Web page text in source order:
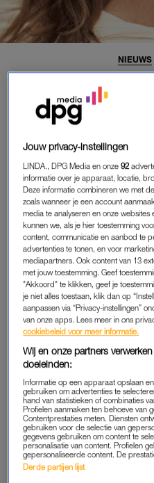
PATTY BRARD
VROEG OM AS
TE STROOIEN:
DAT ZE
NIEUWS
21-12-2025
Patty Brard (70) raakt
haar moeder tijdens de
presentatrice vertelt open
haar moeder nog steeds
dat voelt.
“De as van mijn moeder staat
Patty.
OPEN CASA
Ze legt in de kerstspecial van
gedacht dat ze de as zou
voelt. “Ik heb het gevoel dat
Robbert Rodenburg.Haar
op 91-jarige leeftijd.
Patty deelt dat haar moeder
Inmiddels wonen zij en haar
Jouw privacy-instellingen
LINDA., DPG Media en onze92
informatie over je apparaat, locatie,
Deze informatie combineren we met
zoals wanneer je een account
media te analyseren en onze
kunnen we, als je hier toestemming
content, communicatie en aanbod te
advertenties te tonen, en voor
mediapartners. Ook content van 13
met jouw toestemming. Geef
"Akkoord" te klikken, geef je
je niet alles toestaan, klik dan op
aanpassen via “Privacy-instellingen”
van onze apps. Lees meer in ons
cookiebeleid voor meer informatie.
Wij en onze partners
doeleinden:
Informatie op een apparaat opslaan
gebruiken om advertenties te
hand van statistieken of combinaties
Profielen aanmaken ten behoeve van
Contentprestaties meten. Diensten
gebruiken voor de selectie van
gegevens gebruiken om content te
personalisatie van content. Profielen
gepersonaliseerde content. De
Derde partijen lijst